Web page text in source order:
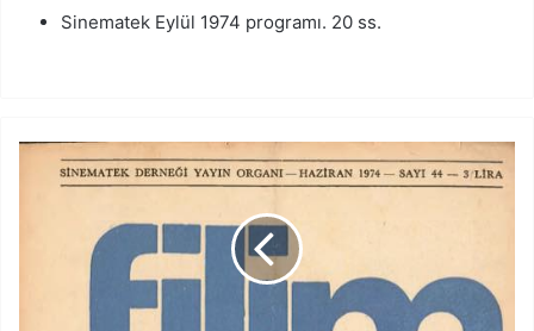
Sinematek Eylül 1974 programı. 20 ss.